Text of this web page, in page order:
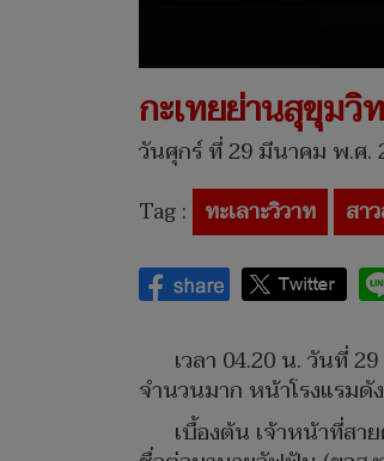
กะเทยย่านสุขุมวิ
วันศุกร์ ที่ 29 มีนาคม พ.ศ.
Tag : ทะเลาะวิวาท สา
เวลา 04.20 น. วันที่
จำนวนมาก หน้าโรงแรมดั
เบื้องต้น เจ้าหน้าที่สา